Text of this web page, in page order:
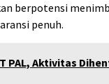
berpotensi
penuh.
PAL, Aktivitas